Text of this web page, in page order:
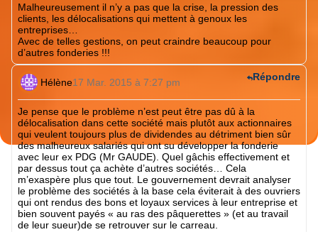
Malheureusement il n’y a pas que la crise, la pression des
clients, les délocalisations qui mettent à genoux les
entreprises…
Avec de telles gestions, on peut craindre beaucoup pour
d’autres fonderies !!!
Hélène17 Mar. 2015 à 7:27 pm
Je pense que le problème n’est peut être pas dû à la
délocalisation dans cette société mais plutôt aux actionnaires
qui veulent toujours plus de dividendes au détriment bien sûr
des malheureux salariés qui ont su développer la fonderie
avec leur ex PDG (Mr GAUDE). Quel gâchis effectivement et
par dessus tout ça achète d’autres sociétés… Cela
m’exaspère plus que tout. Le gouvernement devrait analyser
le problème des sociétés à la base cela éviterait à des ouvriers
qui ont rendus des bons et loyaux services à leur entreprise et
bien souvent payés « au ras des pâquerettes » (et au travail
de leur sueur)de se retrouver sur le carreau.
Répondre